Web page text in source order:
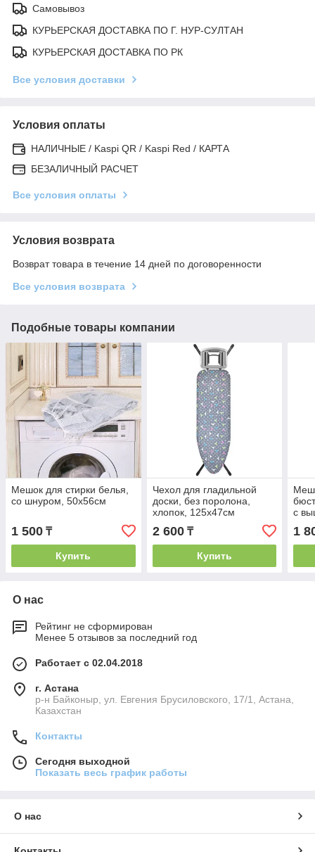
Самовывоз
КУРЬЕРСКАЯ ДОСТАВКА ПО Г. НУР-СУЛТАН
КУРЬЕРСКАЯ ДОСТАВКА ПО РК
Все условия доставки
Условия оплаты
НАЛИЧНЫЕ / Kaspi QR / Kaspi Red / КАРТА
БЕЗАЛИЧНЫЙ РАСЧЕТ
Все условия оплаты
Условия возврата
Возврат товара в течение 14 дней по договоренности
Все условия возврата
Подобные товары компании
Мешок для стирки белья,
со шнуром, 50х56см
1 500 ₸
Купить
Чехол для гладильной
доски, без поролона,
хлопок, 125х47см
2 600₸
Купить
с
1
О нас
Рейтинг не сформирован
Менее 5 отзывов за последний год
Работает с 02.04.2018
г. Астана
р-н Байконыр, ул. Евгения Брусиловского, 17/1, Астана,
Казахстан
Контакты
Сегодня выходной
Показать весь график работы
О нас